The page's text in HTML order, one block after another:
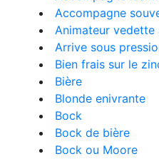
Accompagne
Animateur vedette
Arrive sous
Bien frais sur le
Bière
Blonde enivrante
Bock
Bock de bière
Bock ou Moore